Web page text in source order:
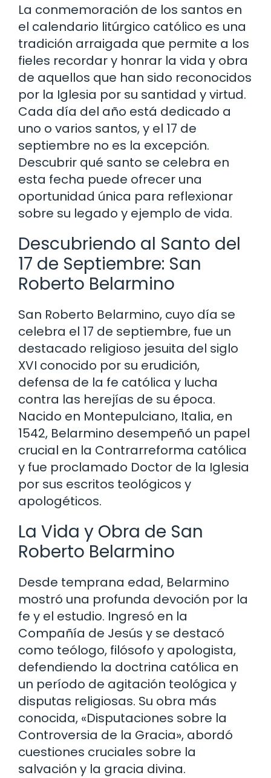
La conmemoración de los santos en
el calendario litúrgico católico es una
tradición arraigada que permite a los
fieles recordar y honrar la vida y obra
de aquellos que han sido reconocidos
por la Iglesia por su santidad y virtud.
Cada día del año está dedicado a
uno o varios santos, y el 17 de
septiembre no es la excepción.
Descubrir qué santo se celebra en
esta fecha puede ofrecer una
oportunidad única para reflexionar
sobre su legado y ejemplo de vida.
Descubriendo al Santo del
17 de Septiembre: San
Roberto Belarmino
San Roberto Belarmino, cuyo día se
celebra el 17 de septiembre, fue un
destacado religioso jesuita del siglo
XVI conocido por su erudición,
defensa de la fe católica y lucha
contra las herejías de su época.
Nacido en Montepulciano, Italia, en
1542, Belarmino desempeñó un papel
crucial en la Contrarreforma católica
y fue proclamado Doctor de la Iglesia
por sus escritos teológicos y
apologéticos.
La Vida y Obra de San
Roberto Belarmino
Desde temprana edad, Belarmino
mostró una profunda devoción por la
fe y el estudio. Ingresó en la
Compañía de Jesús y se destacó
como teólogo, filósofo y apologista,
defendiendo la doctrina católica en
un período de agitación teológica y
disputas religiosas. Su obra más
conocida, «Disputaciones sobre la
Controversia de la Gracia», abordó
cuestiones cruciales sobre la
salvación y la gracia divina.